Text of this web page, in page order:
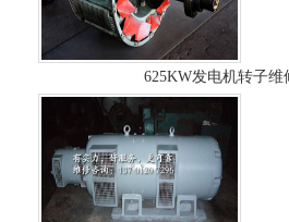
625KW发电机转子维